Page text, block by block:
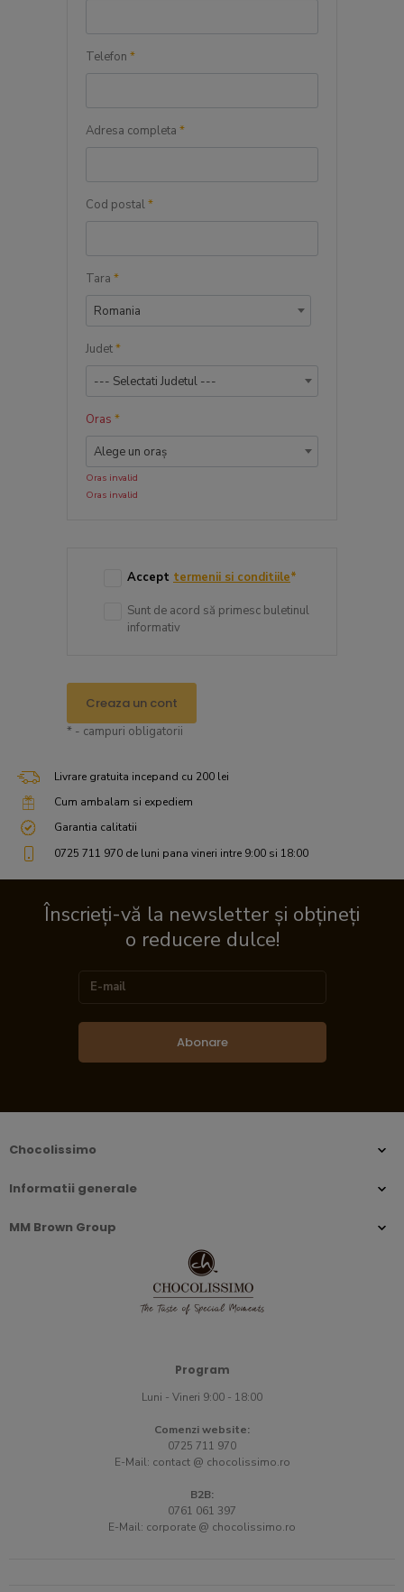
Telefon *
Adresa completa *
Cod postal*
Tara *
Romania
Judet*
--- Selectati Judetul ---
Oras *
Alege un oraș
Oras invalid
Oras invalid
Accept termenii si conditiile*
Sunt de acord să primesc buletinul
informativ
Creaza un cont
* - campuri obligatorii
Livrare gratuita incepand cu 200 lei
Cum ambalam si expediem
Garantia calitatii
0725 711 970 de luni pana vineri intre 9:00 si 18:00
Înscrieți-vă la newsletter și obțineți
o reducere dulce!
Abonare
Chocolissimo
Informatii generale
MM Brown Group
Program
Luni - Vineri 9:00 - 18:00
Comenzi website:
0725 711 970
E-Mail: contact @ chocolissimo.ro
B2B:
0761 061 397
E-Mail: corporate @ chocolissimo.ro